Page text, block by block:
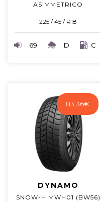
ASIMMETRICO
225 / 45 / R18
69 D C
83.36€
DYNAMO
SNOW-H MWH01 (BW56)